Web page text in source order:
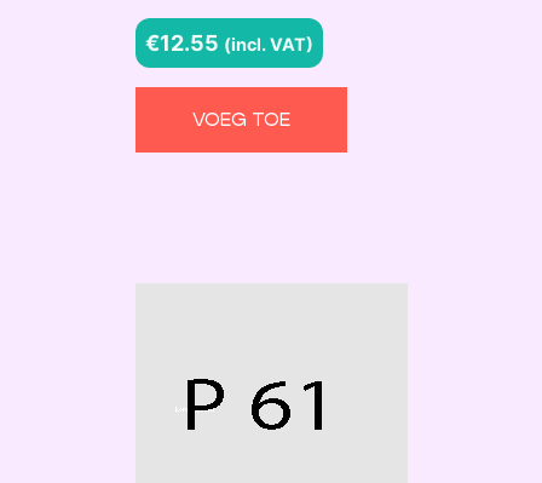
€12.55 (incl. VAT)
VOEG TOE